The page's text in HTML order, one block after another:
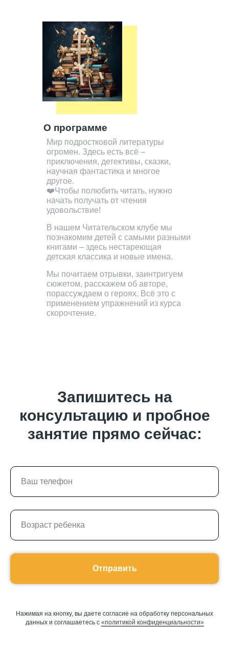
Мир подростковой литературы
огромен. Здесь есть всё –
приключения, детективы, сказки,
научная фантастика и многое
другое.
❤️Чтобы полюбить читать, нужно
начать получать от чтения
удовольствие!
В нашем Читательском клубе мы
познакомим детей с самыми разными
книгами – здесь нестареющая
детская классика и новые имена.
Мы почитаем отрывки, заинтригуем
сюжетом, расскажем об авторе,
порассуждаем о героях. Всё это с
применением упражнений из курса
скорочтение.
О программе
Запишитесь на
консультацию и пробное
занятие прямо сейчас:
Отправить
Нажимая на кнопку, вы даете согласие на обработку персональных
данных и соглашаетесь c «политикой конфиденциальности»